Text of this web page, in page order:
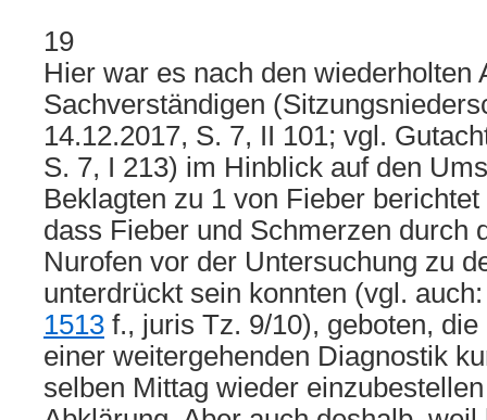
19
Hier war es nach den wiederholten
Sachverständigen
14.12.2017, S. 7, II 101; vgl.
S. 7, I 213) im Hinblick auf den
Beklagten zu 1 von Fieber
dass Fieber und Schmerzen durch
Nurofen vor der Untersuchung zu
unterdrückt sein konnten (vgl.
1513 f., juris Tz. 9/10), geboten,
einer weitergehenden Diagnostik
selben Mittag wieder